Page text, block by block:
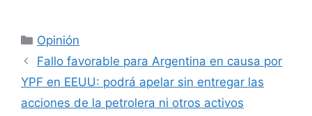
Categorías
Opinión
Fallo favorable para Argentina en causa por
YPF en EEUU: podrá apelar sin entregar las
acciones de la petrolera ni otros activos